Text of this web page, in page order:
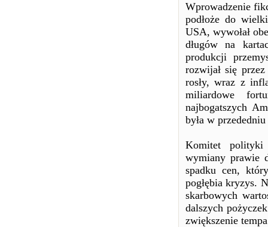
Wprowadzenie
podłoże do
USA, wywołał
długów na
produkcji
rozwijał się
rosły, wraz z
miliardowe
najbogatszych
była w
Komitet polityki
wymiany prawie
spadku cen,
pogłębia kryzys.
skarbowych
dalszych
zwiększenie